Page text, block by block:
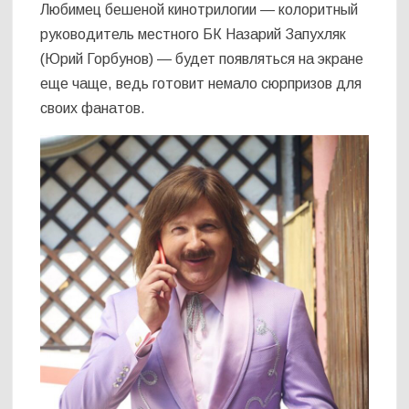
Любимец бешеной кинотрилогии — колоритный
руководитель местного БК Назарий Запухляк
(Юрий Горбунов) — будет появляться на экране
еще чаще, ведь готовит немало сюрпризов для
своих фанатов.